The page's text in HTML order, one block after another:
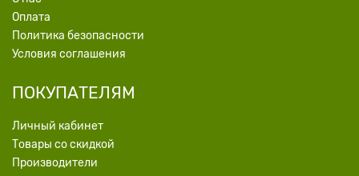
Оплата
Политика безопасности
Условия соглашения
ПОКУПАТЕЛЯМ
Личный кабинет
Товары со скидкой
Производители